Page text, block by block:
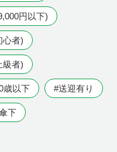
円以下)
心者)
級者)
歳以下 #送迎有り
下